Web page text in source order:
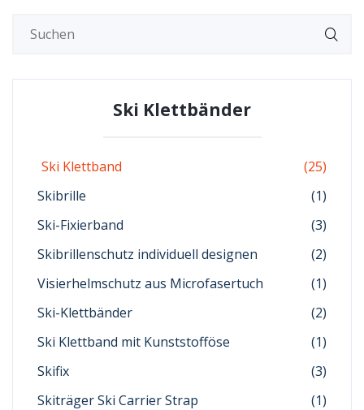
Ski Klettbänder
Ski Klettband
(25)
Skibrille
(1)
Ski-Fixierband
(3)
Skibrillenschutz individuell designen
(2)
Visierhelmschutz aus Microfasertuch
(1)
Ski-Klettbänder
(2)
Ski Klettband mit Kunststofföse
(1)
Skifix
(3)
Skiträger Ski Carrier Strap
(1)